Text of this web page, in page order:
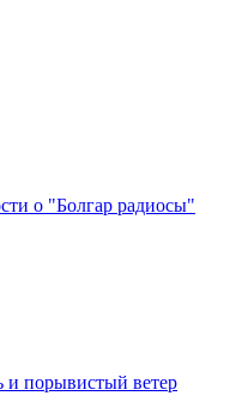
о "Болгар радиосы"
и порывистый ветер